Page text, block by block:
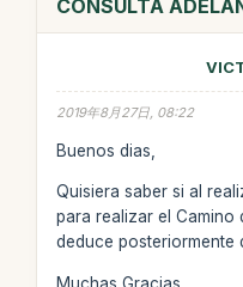
CONSULTA
2019年8月27日, 08:22
Buenos dias,
Quisiera saber si al
para realizar el Camino
deduce posteriormente
Muchas Gracias,